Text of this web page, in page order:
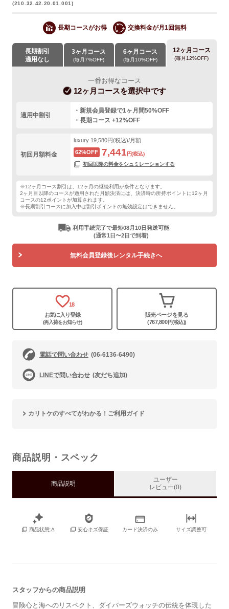
(210.32.42.20.01.001)
長期コースがお得 交換料金が月1回無料
長期割引
適用なし
3ヶ月コース
(毎月7%OFF)
6ヶ月コース
(毎月10%OFF)
12ヶ月コース
(毎月12%OFF)
一番お得なコース
12ヶ月コースを選択中です
適用中割引
・新規会員登録で1ヶ月間50%OFF
・長期コース +12%OFF
初回月額料金
luxury19,580円(税込)/月額
62%OFF
7,441 円(税込)
初回以降の料金をシュミレーションする
※12ヶ月コース割引は、12ヶ月の継続利用が条件となります。
2ヶ月目以降のコースが適用された月額決済には、決済時の所持ポイントに12ヶ月
コースの12ポイントが加算されます。
※長期割引コースに加入中は割引ポイントの無効設定はできません。
利用手続完了で最短08月10日発送可能
(通常1日〜2日で到着)
無料会員登録後レンタル手続きへ
18
お気に入り登録
(再入荷をお知らせ)
販売ページを見る
(767,800円(税込))
電話で問い合わせ (06-6136-6490)
LINEで問い合わせ (友だち追加)
カリトケのすべてがわかる！ご利用ガイド
商品説明・スペック
商品説明
ユーザー
レビュー(0)
商品状態:A 安心キズ保証 カード決済のみ サイズ調整可
スタッフからの商品説明
冒険心と海へのリスペクト、ダイバーズウォッチの伝統を体現した